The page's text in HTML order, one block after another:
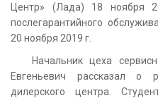
Центр» (Лада) 18 ноября
послегарантийного
20 ноября 2019 г.
Начальник цеха
Евгеньевич рассказал о
дилерского центра.